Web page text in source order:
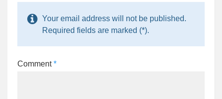
Your email address will not be published.
Required fields are marked (*).
Comment*